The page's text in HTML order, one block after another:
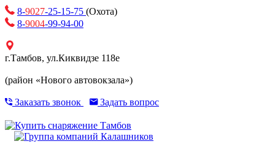
8-9027-25-15-75 (Охота)
8-9004-99-94-00
г.Тамбов, ул.Киквидзе 118е
(район «Нового автовокзала»)
Заказать звонок Задать вопрос